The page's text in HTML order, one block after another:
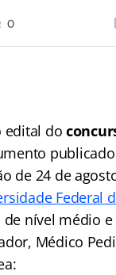
0
edital do
de 24 de
Federal
de nível médio
Médico